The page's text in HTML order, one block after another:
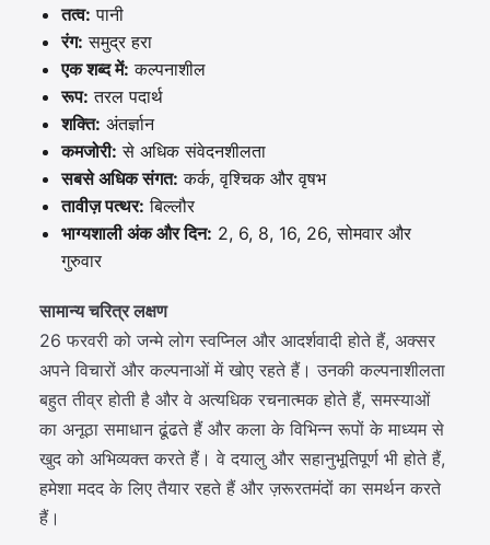
तत्व: पानी
रंग: समुद्र हरा
एक शब्द में: कल्पनाशील
रूप: तरल पदार्थ
शक्ति: अंतर्ज्ञान
कमजोरी: से अधिक संवेदनशीलता
सबसे अधिक संगत: कर्क, वृश्चिक और वृषभ
तावीज़ पत्थर: बिल्लौर
भाग्यशाली अंक और दिन: 2, 6, 8, 16, 26, सोमवार और
गुरुवार
सामान्य चरित्र लक्षण
26 फरवरी को जन्मे लोग स्वप्निल और आदर्शवादी होते हैं, अक्सर
अपने विचारों और कल्पनाओं में खोए रहते हैं। उनकी कल्पनाशीलता
बहुत तीव्र होती है और वे अत्यधिक रचनात्मक होते हैं, समस्याओं
का अनूठा समाधान ढूंढते हैं और कला के विभिन्न रूपों के माध्यम से
खुद को अभिव्यक्त करते हैं। वे दयालु और सहानुभूतिपूर्ण भी होते हैं,
हमेशा मदद के लिए तैयार रहते हैं और ज़रूरतमंदों का समर्थन करते
हैं।